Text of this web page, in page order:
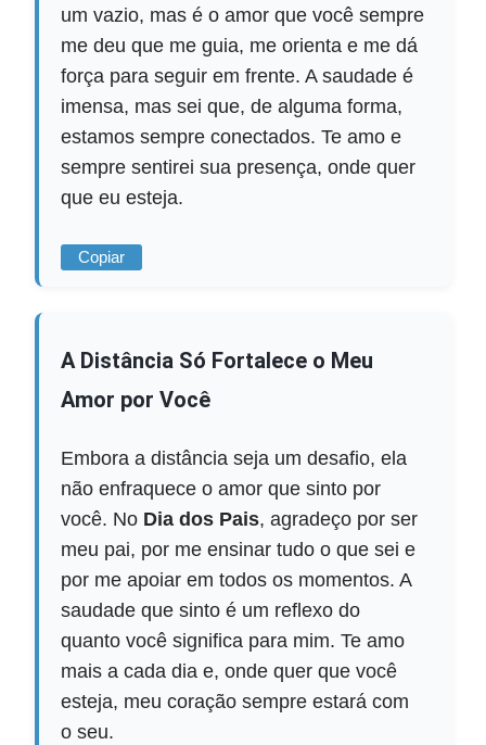
um vazio, mas é o amor que você sempre
me deu que me guia, me orienta e me dá
força para seguir em frente. A saudade é
imensa, mas sei que, de alguma forma,
estamos sempre conectados. Te amo e
sempre sentirei sua presença, onde quer
que eu esteja.
Copiar
A Distância Só Fortalece o Meu
Amor por Você
Embora a distância seja um desafio, ela
não enfraquece o amor que sinto por
você. No Dia dos Pais, agradeço por ser
meu pai, por me ensinar tudo o que sei e
por me apoiar em todos os momentos. A
saudade que sinto é um reflexo do
quanto você significa para mim. Te amo
mais a cada dia e, onde quer que você
esteja, meu coração sempre estará com
o seu.